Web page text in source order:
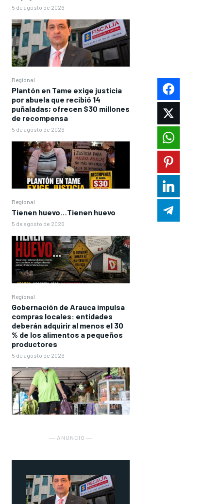
5 de agosto de 2026
Regional
Plantón en Tame exige justicia
por abuela que recibió 14
puñaladas; ofrecen $30 millones
de recompensa
5 de agosto de 2026
Regional
Tienen huevo…Tienen huevo
5 de agosto de 2026
Regional
Gobernación de Arauca impulsa
compras locales: entidades
deberán adquirir al menos el 30
% de los alimentos a pequeños
productores
5 de agosto de 2026
― ANUNCIO ―